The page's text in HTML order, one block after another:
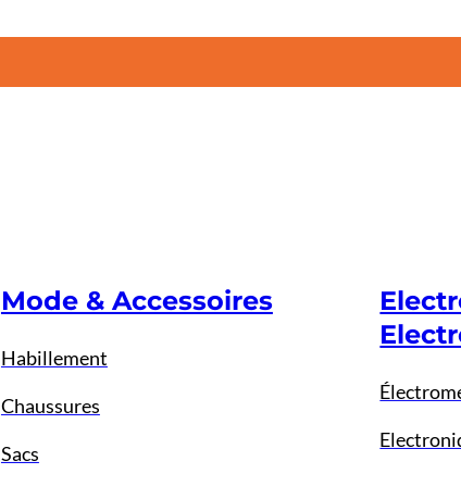
Mode & Accessoires
Habillement
Chaussures
Sacs